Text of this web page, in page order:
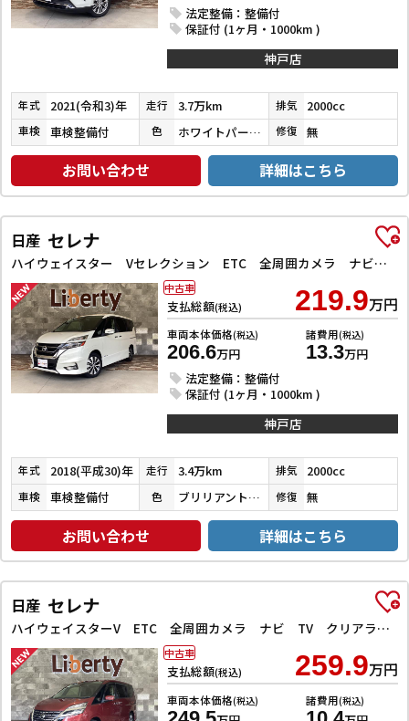
法定整備：整備付
保証付 (1ヶ月・1000km )
神戸店
年式 2021(令和3)年 走行 3.7万km 排気 2000cc
車検 車検整備付 色 ホワイトパールクリスタルシャイン 修復 無
お問い合わせ 詳細はこちら
日産 セレナ
ハイウェイスター Vセレクション ETC 全周囲カメラ ナビ TV クリアランスソナー オートクルーズコントロール パークアシスト 衝突被害軽減システム 両側電動スライドドア オートライト LEDヘッドランプ
支払総額(税込) 219.9万円
車両本体価格(税込)
206.6万円
諸費用(税込)
13.3万円
法定整備：整備付
保証付 (1ヶ月・1000km )
中古車
神戸店
年式 2018(平成30)年 走行 3.4万km 排気 2000cc
車検 車検整備付 色 ブリリアントホワイトパール３コートパール 修復 無
お問い合わせ 詳細はこちら
日産 セレナ
ハイウェイスターV ETC 全周囲カメラ ナビ TV クリアランスソナー オートクルーズコントロール 衝突被害軽減システム 両側電動スライドドア オートライト LEDヘッドランプ スマートキー
支払総額(税込) 259.9万円
車両本体価格(税込) 諸費用(税込)
中古車